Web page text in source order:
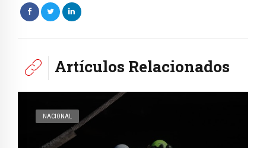
Artículos Relacionados
NACIONAL